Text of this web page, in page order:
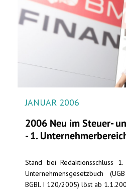
JANUAR 2006
2006 Neu im Steuer-
- 1.
Stand bei Redaktionsschluss
Unternehmensgesetzbuch
BGBl. I 120/2005) löst ab